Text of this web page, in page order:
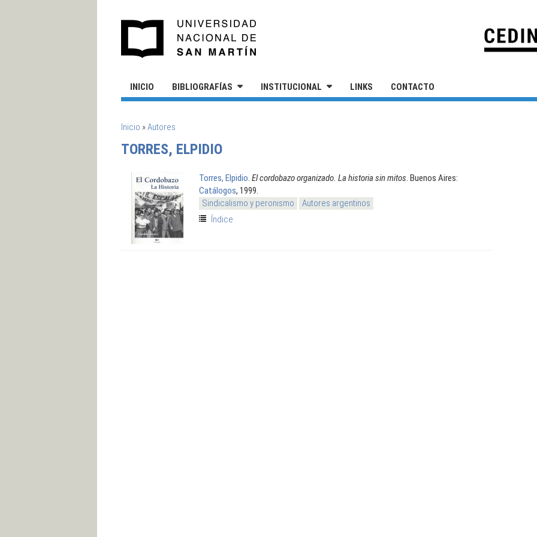
INICIO BIBLIOGRAFÍAS INSTITUCIONAL LINKS CONTACTO
SE ENCUENTRA USTED AQUÍ
Inicio »Autores
TORRES, ELPIDIO
Torres, Elpidio El cordobazo organizado. La historia sin mitos . Buenos Aires:
Catálogos, 1999.
Sindicalismo y peronismo
Autores argentinos
Índice